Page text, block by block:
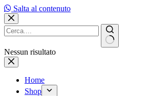
Salta al contenuto
Nessun risultato
Home
Shop